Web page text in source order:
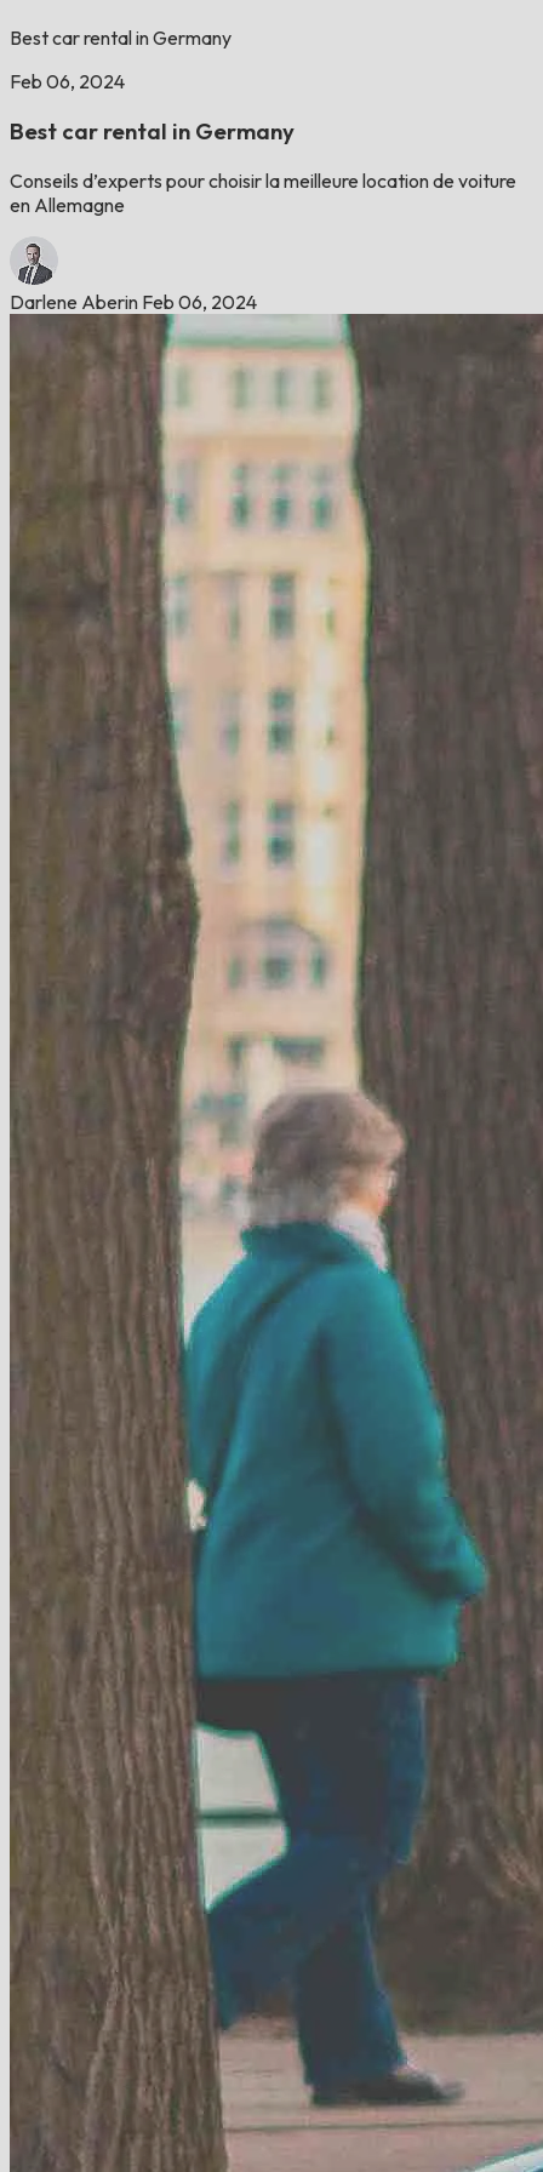
Best car rental in Germany
Feb 06, 2024
Best car rental in Germany
Conseils d’experts pour choisir la meilleure location de voiture
en Allemagne
Darlene Aberin Feb 06, 2024